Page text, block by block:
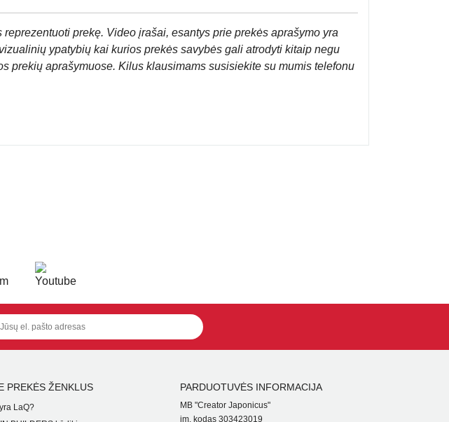
prekę. Video įrašai, esantys prie prekės aprašymo yra
ypatybių kai kurios prekės savybės gali atrodyti kitaip negu
prekių aprašymuose. Kilus klausimams susisiekite su mumis telefonu
PREKĖS ŽENKLUS
LaQ?
PARDUOTUVĖS INFORMACIJA
MB "Creator Japonicus"
įm. kodas 303423019